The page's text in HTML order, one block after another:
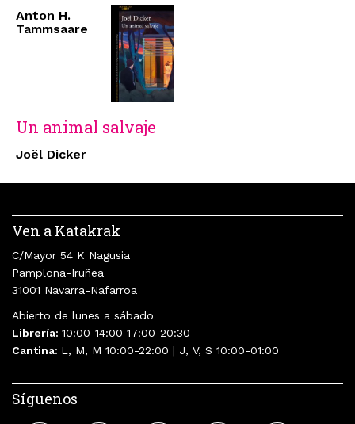
Anton H.
Tammsaare
Un animal salvaje
Joël Dicker
Ven a Katakrak
C/Mayor 54 K Nagusia
Pamplona-Iruñea
31001 Navarra-Nafarroa
Abierto de lunes a sábado
Librería: 10:00-14:00 17:00-20:30
Cantina: L, M, M 10:00-22:00 | J, V, S 10:00-01:00
Síguenos